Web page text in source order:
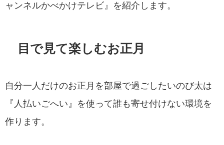
ャンネルかべかけテレビ』を紹介します。
目で見て楽しむお正月
自分一人だけのお正月を部屋で過ごしたいのび太は
『人払いごへい』を使って誰も寄せ付けない環境を
作ります。